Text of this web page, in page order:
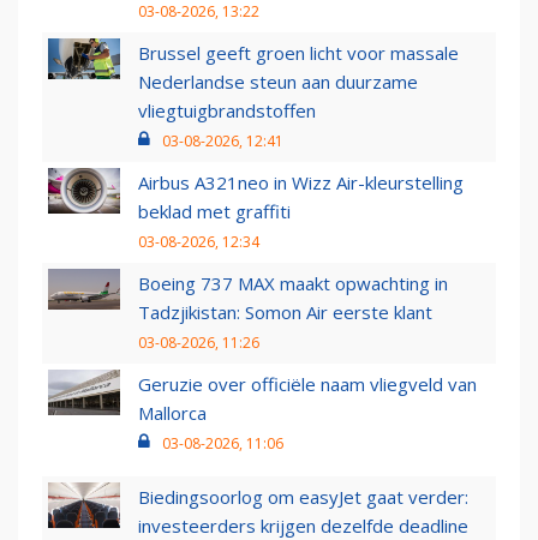
03-08-2026, 13:22
Brussel geeft groen licht voor massale
Nederlandse steun aan duurzame
vliegtuigbrandstoffen
03-08-2026, 12:41
Airbus A321neo in Wizz Air-kleurstelling
beklad met graffiti
03-08-2026, 12:34
Boeing 737 MAX maakt opwachting in
Tadzjikistan: Somon Air eerste klant
03-08-2026, 11:26
Geruzie over officiële naam vliegveld van
Mallorca
03-08-2026, 11:06
Biedingsoorlog om easyJet gaat verder:
investeerders krijgen dezelfde deadline